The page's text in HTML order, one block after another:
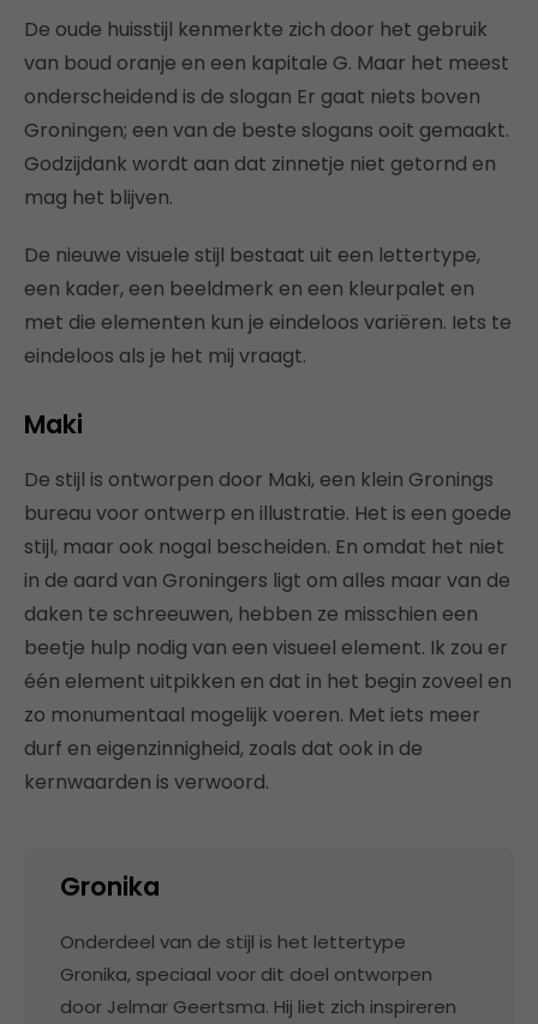
De oude huisstijl kenmerkte zich door het gebruik
van boud oranje en een kapitale G. Maar het meest
onderscheidend is de slogan Er gaat niets boven
Groningen; een van de beste slogans ooit gemaakt.
Godzijdank wordt aan dat zinnetje niet getornd en
mag het blijven.
De nieuwe visuele stijl bestaat uit een lettertype,
een kader, een beeldmerk en een kleurpalet en
met die elementen kun je eindeloos variëren. Iets te
eindeloos als je het mij vraagt.
Maki
De stijl is ontworpen door Maki, een klein Gronings
bureau voor ontwerp en illustratie. Het is een goede
stijl, maar ook nogal bescheiden. En omdat het niet
in de aard van Groningers ligt om alles maar van de
daken te schreeuwen, hebben ze misschien een
beetje hulp nodig van een visueel element. Ik zou er
één element uitpikken en dat in het begin zoveel en
zo monumentaal mogelijk voeren. Met iets meer
durf en eigenzinnigheid, zoals dat ook in de
kernwaarden is verwoord.
Gronika
Onderdeel van de stijl is het lettertype
Gronika, speciaal voor dit doel ontworpen
door Jelmar Geertsma. Hij liet zich inspireren